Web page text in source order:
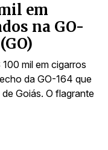
em
na GO-
mil em cigarros
da GO-164 que
Goiás. O flagrante